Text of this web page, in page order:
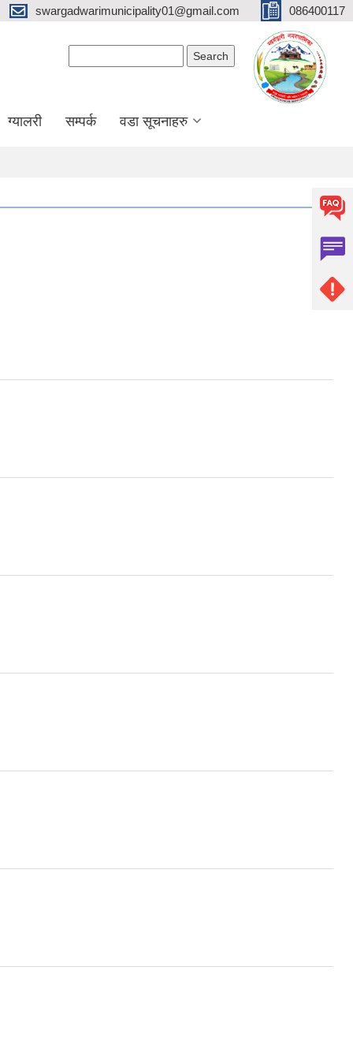
swargadwarimunicipality01@gmail.com 086400117
ग्यालरी सम्पर्क वडा सूचनाहरु